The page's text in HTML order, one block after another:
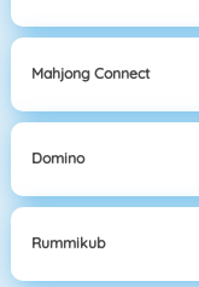
Mahjong Connect
Domino
Rummikub